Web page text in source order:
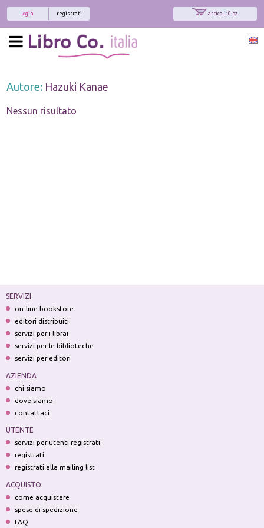
articoli: 0 pz.
registrati
login
Autore: Hazuki Kanae
Nessun risultato
SERVIZI
on-line bookstore
editori distribuiti
servizi per i librai
servizi per le biblioteche
servizi per editori
AZIENDA
chi siamo
dove siamo
contattaci
UTENTE
servizi per utenti registrati
registrati
registrati alla mailing list
ACQUISTO
come acquistare
spese di spedizione
FAQ